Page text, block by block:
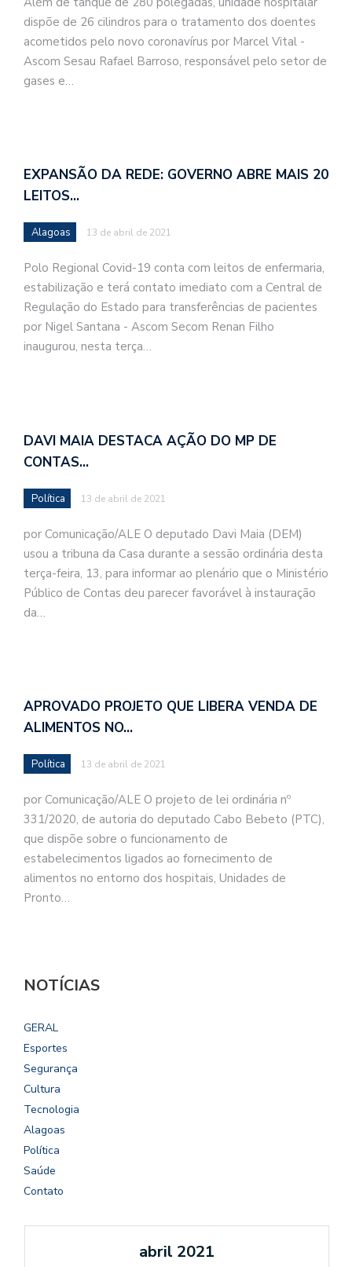
dispõe de 26 cilindros para o tratamento dos doentes
acometidos pelo novo coronavírus por Marcel Vital -
Ascom Sesau Rafael Barroso, responsável pelo setor de
gases e…
EXPANSÃO DA REDE: GOVERNO ABRE MAIS 20
LEITOS…
Alagoas 13 de abril de 2021
Polo Regional Covid-19 conta com leitos de enfermaria,
estabilização e terá contato imediato com a Central de
Regulação do Estado para transferências de pacientes
por Nigel Santana - Ascom Secom Renan Filho
inaugurou, nesta terça…
DAVI MAIA DESTACA AÇÃO DO MP DE
CONTAS…
Política 13 de abril de 2021
por Comunicação/ALE O deputado Davi Maia (DEM)
usou a tribuna da Casa durante a sessão ordinária desta
terça-feira, 13, para informar ao plenário que o Ministério
Público de Contas deu parecer favorável à instauração
da…
APROVADO PROJETO QUE LIBERA VENDA DE
ALIMENTOS NO…
Política 13 de abril de 2021
por Comunicação/ALE O projeto de lei ordinária nº
331/2020, de autoria do deputado Cabo Bebeto (PTC),
que dispõe sobre o funcionamento de
estabelecimentos ligados ao fornecimento de
alimentos no entorno dos hospitais, Unidades de
Pronto…
NOTÍCIAS
GERAL
Esportes
Segurança
Cultura
Tecnologia
Alagoas
Política
Saúde
Contato
abril 2021